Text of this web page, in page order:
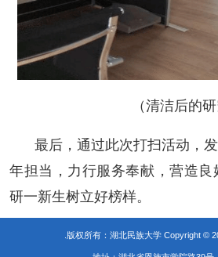
（清洁后的
最后，通过此次打扫活动，
年担当，力行服务奉献，营造
研一新生树立好榜样。
.版权所有：湖北民族大学 Copyright ©